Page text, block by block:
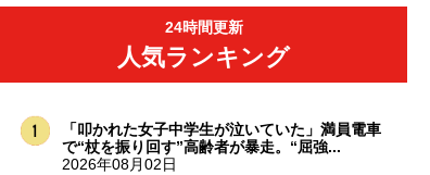
24時間更新
人気ランキング
「叩かれた女子中学生が泣いていた」満員電車
で“杖を振り回す”高齢者が暴走。“屈強...
2026年08月02日